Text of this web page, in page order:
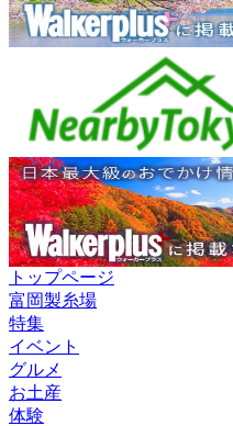
トップページ
富岡製糸場
特集
イベント
グルメ
お土産
体験